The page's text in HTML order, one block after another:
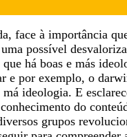
face à importância
possível
há boas e más
e por exemplo, o
ideologia. E
do
grupos